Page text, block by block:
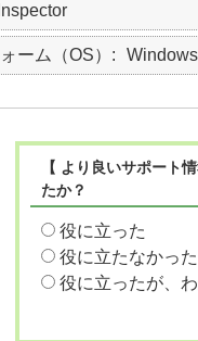
ーム（OS）
【 より良いサポート
たか？
役に立った
役に立たなかった
役に立ったが、